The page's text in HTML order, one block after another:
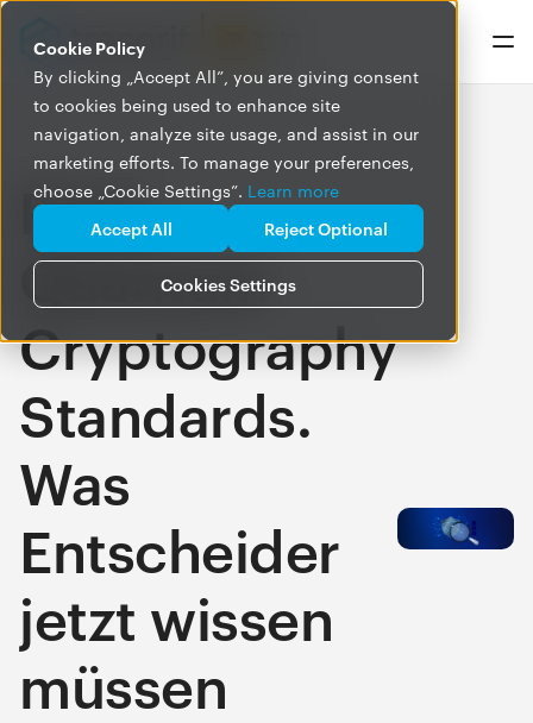
Cookie Policy
By clicking „Accept All”, you are giving consent
to cookies being used to enhance site
navigation, analyze site usage, and assist in our
marketing efforts. To manage your preferences,
choose „Cookie Settings”. Learn more
Cookies Settings
Accept All Reject Optional
Post-
Quantum
Cryptography
Standards.
Was
Entscheider
jetzt wissen
müssen